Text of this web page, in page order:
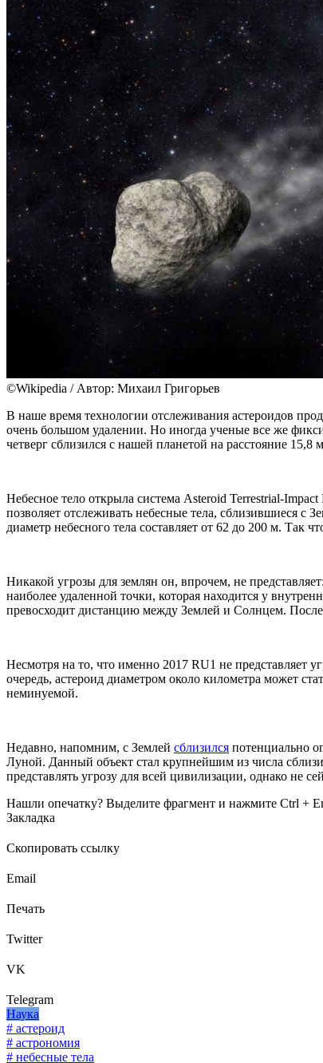
©Wikipedia / Автор: Михаил Григорьев
В наше время технологии отслеживания астероидов
очень большом удалении. Но иногда ученые все же
четверг сблизился с нашей планетой на расстояние
Небесное тело открыла система Asteroid Terrestrial-
позволяет отслеживать небесные тела, сблизившиеся с
диаметр небесного тела составляет от 62 до 200 м. Так
Никакой угрозы для землян он, впрочем, не
наиболее удаленной точки, которая находится у
превосходит дистанцию между Землей и Солнцем.
Несмотря на то, что именно 2017 RU1 не представляет
очередь, астероид диаметром около километра может
неминуемой.
Недавно, напомним, с Землей сблизился потенциально
Луной. Данный объект стал крупнейшим из числа
представлять угрозу для всей цивилизации, однако не
Нашли опечатку? Выделите фрагмент и нажмите Ctrl +
Закладка
Скопировать ссылку
Email
Печать
Twitter
VK
Telegram
Наука
# астероид
# астрономия
# небесные тела